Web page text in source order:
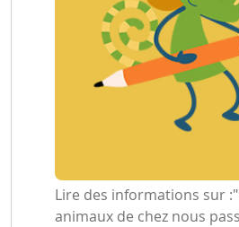
Lire des informations sur
animaux de chez nous